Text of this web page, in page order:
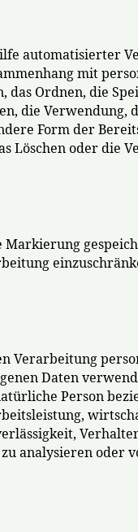
automatisierter
mit
das Ordnen, die
die Verwendung,
Form der
Löschen oder die
Verarbeitung
Daten
Person
analysieren oder